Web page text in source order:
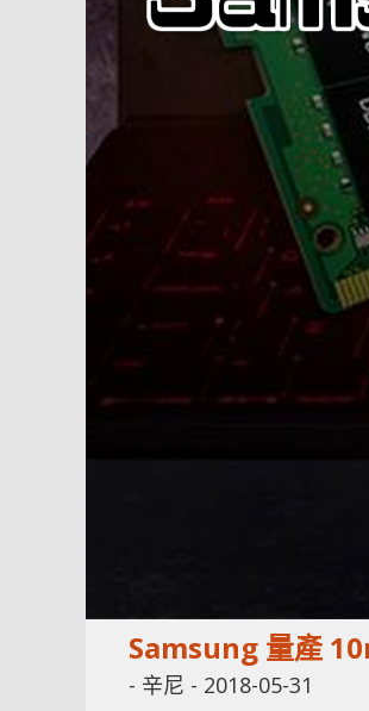
Samsung 量產
- 辛尼 - 2018-05-31